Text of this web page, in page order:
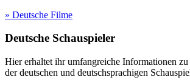
» Deutsche Filme
Deutsche Schauspieler
Hier erhaltet ihr umfangreiche Informationen
der deutschen und deutschsprachigen